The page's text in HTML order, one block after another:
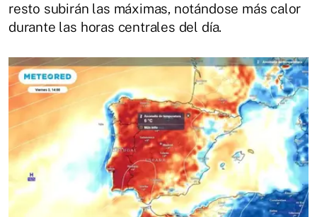
resto subirán las máximas, notándose más calor
durante las horas centrales del día.